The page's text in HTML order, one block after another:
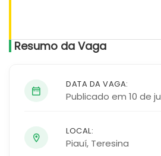
Resumo da Vaga
DATA DA VAGA:
Publicado em 10 de
LOCAL:
Piauí, Teresina